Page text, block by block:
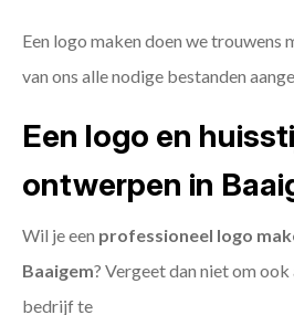
Een logo maken doen we trouwens
van ons alle nodige bestanden
Een logo en
ontwerpen in
Wil je een professioneel logo
Baaigem? Vergeet dan niet om ook
bedrijf te